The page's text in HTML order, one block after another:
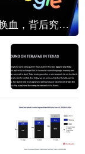
谷歌AI大换血，背后究竟发生了什么？